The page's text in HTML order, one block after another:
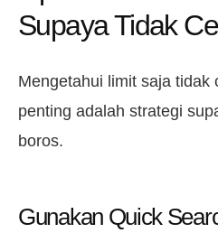
Supaya Tidak
Mengetahui limit saja tidak
penting adalah strategi
boros.
Gunakan Quick